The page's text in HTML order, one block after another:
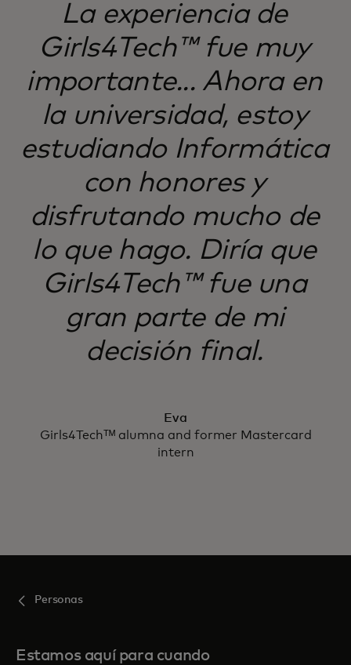
La experiencia de
Girls4Tech™ fue muy
importante... Ahora en
la universidad, estoy
estudiando Informática
con honores y
disfrutando mucho de
lo que hago. Diría que
Girls4Tech™ fue una
gran parte de mi
decisión final.
Eva
Girls4Techᵀᴹ alumna and former Mastercard
intern
Personas
Estamos aquí para cuando